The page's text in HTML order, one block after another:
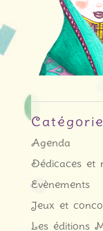
Agenda
Dédicaces et
Evènements
Jeux et
Les éditions